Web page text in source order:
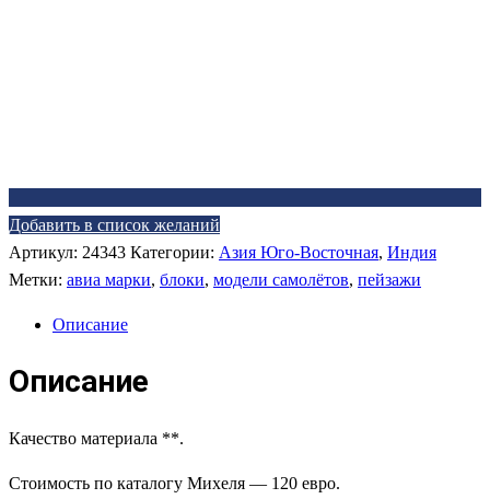
Добавить в список желаний
Артикул: 24343 Категории: Азия Юго-Восточная, Индия
Метки: авиа марки, блоки, модели самолётов, пейзажи
Описание
Описание
Качество материала **.
Стоимость по каталогу Михеля — 120 евро.